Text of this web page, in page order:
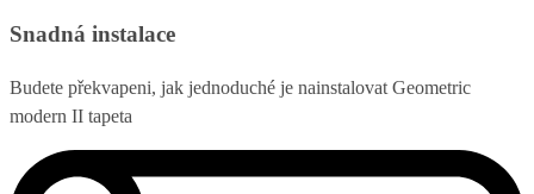
Snadná instalace
Budete překvapeni, jak jednoduché je nainstalovat Geometric
modern II tapeta